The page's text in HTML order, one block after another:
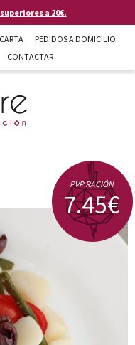
a 20€.
PEDIDOS A DOMICILIO
CONTACTAR
PVP RACIÓN
7.45€